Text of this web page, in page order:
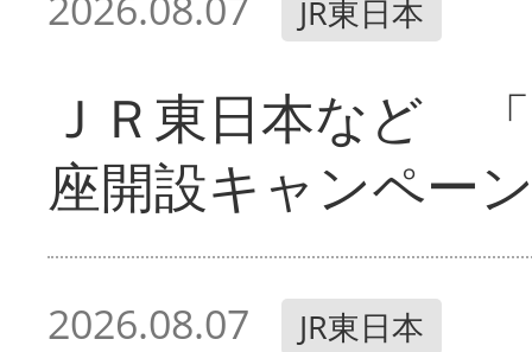
JR東日本
ＪＲ東日本など
座開設キャンペー
2026.08.07 JR東日本